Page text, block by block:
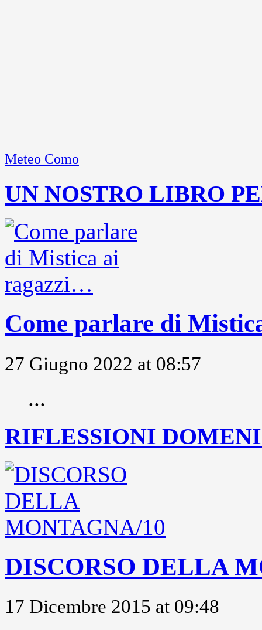
Meteo Como
UN NOSTRO LIBRO
Come parlare di
27 Giugno 2022 at 08:57
...
RIFLESSIONI
DISCORSO DELLA
17 Dicembre 2015 at 09:48